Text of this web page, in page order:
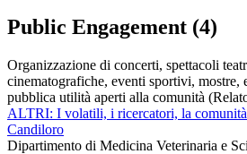
Public Engagement (4)
Organizzazione di concerti, spettacoli
cinematografiche, eventi sportivi, mostre,
pubblica utilità aperti alla comunità
ALTRI: I volatili, i ricercatori, la
Candiloro
Dipartimento di Medicina Veterinaria e